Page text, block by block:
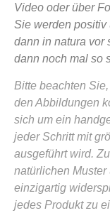
Video oder über
Sie werden positiv
dann in natura vor
dann noch mal so
Bitte beachten
den Abbildungen
sich um ein
jeder Schritt mit
ausgeführt wird.
natürlichen
einzigartig
jedes Produkt zu